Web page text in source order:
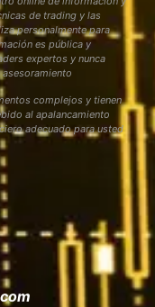
de trading y las
personalmente para
es pública y
expertos y nunca
complejos y tienen
al apalancamiento
adecuado para usted